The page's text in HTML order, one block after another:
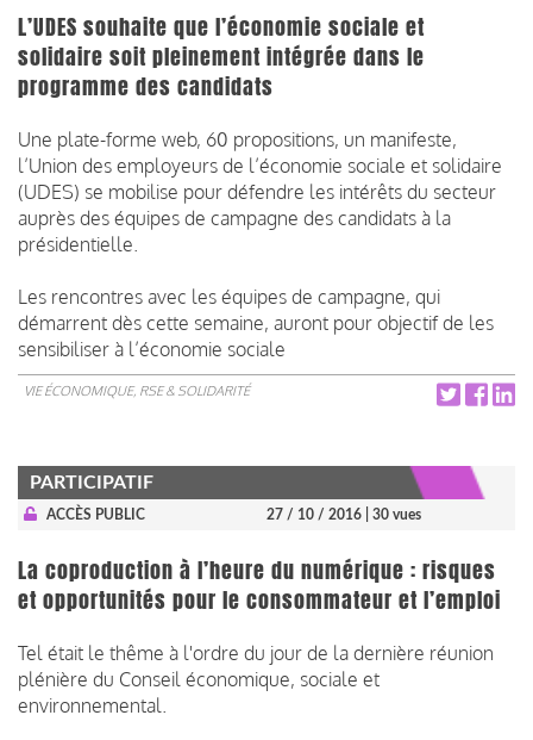
L’UDES souhaite que l’économie sociale et
solidaire soit pleinement intégrée dans le
programme des candidats
Une plate-forme web, 60 propositions, un manifeste,
l’Union des employeurs de l’économie sociale et solidaire
(UDES) se mobilise pour défendre les intérêts du secteur
auprès des équipes de campagne des candidats à la
présidentielle.
Les rencontres avec les équipes de campagne, qui
démarrent dès cette semaine, auront pour objectif de les
sensibiliser à l’économie sociale
VIE ÉCONOMIQUE, RSE & SOLIDARITÉ
PARTICIPATIF
ACCÈS PUBLIC 27 / 10 / 2016 | 30 vues
La coproduction à l’heure du numérique : risques
et opportunités pour le consommateur et l’emploi
Tel était le thême à l'ordre du jour de la dernière réunion
plénière du Conseil économique, sociale et
environnemental.